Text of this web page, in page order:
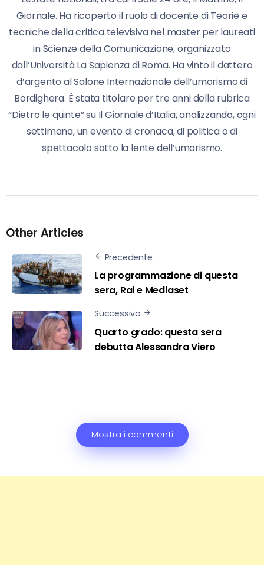
Giornale. Ha ricoperto il ruolo di docente di Teorie e
tecniche della critica televisiva nel master per laureati
in Scienze della Comunicazione, organizzato
dall’Università La Sapienza di Roma. Ha vinto il dattero
d’argento al Salone Internazionale dell’umorismo di
Bordighera. É stata titolare per tre anni della rubrica
“Dietro le quinte” su Il Giornale d’Italia, analizzando, ogni
settimana, un evento di cronaca, di politica o di
spettacolo sotto la lente dell’umorismo.
Other Articles
Precedente
La programmazione di questa
sera, Rai e Mediaset
Successivo
Quarto grado: questa sera
debutta Alessandra Viero
Mostra i commenti